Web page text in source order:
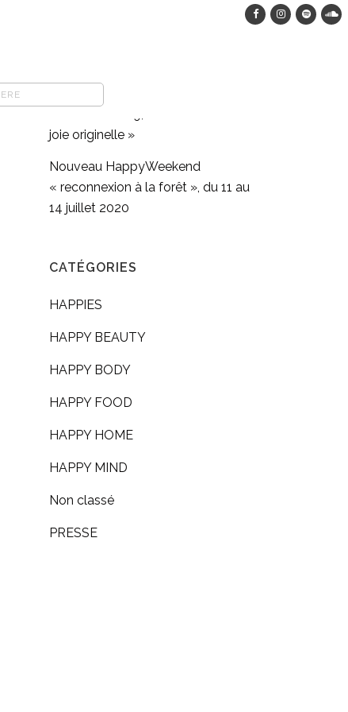
joie originelle »
Nouveau HappyWeekend
« reconnexion à la forêt », du 11 au
14 juillet 2020
CATÉGORIES
HAPPIES
HAPPY BEAUTY
HAPPY BODY
HAPPY FOOD
HAPPY HOME
HAPPY MIND
Non classé
PRESSE